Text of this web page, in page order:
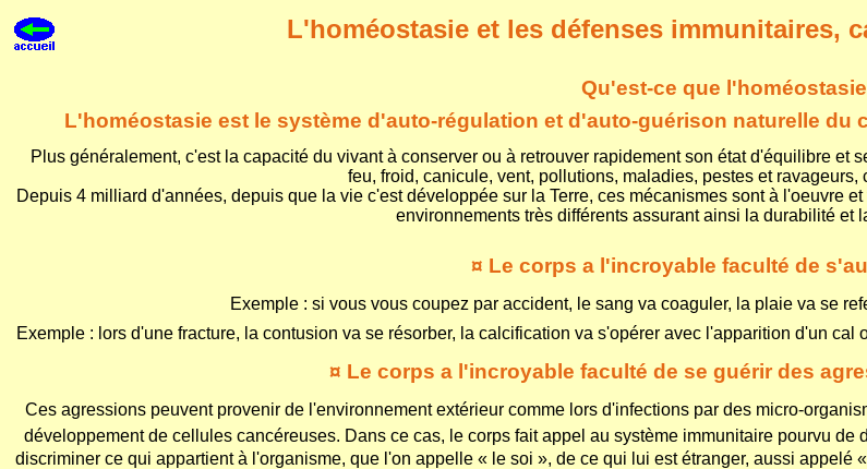
L'homéostasie et les défenses immunitaires,
Qu'est-ce que
L'homéostasie est le système d'auto-régulation et d'auto-guérison naturelle
Plus généralement, c'est la capacité du vivant à conserver ou à retrouver rapidement son état d'équilibre et
feu, froid, canicule, vent, pollutions, maladies, pestes et ravageurs,
Depuis 4 milliard d'années, depuis que la vie c'est développée sur la Terre, ces mécanismes sont à l'oeuvre
environnements très différents assurant ainsi la durabilité et
¤ Le corps a l'incroyable faculté de
Exemple : si vous vous coupez par accident, le sang va coaguler, la plaie va se
Exemple : lors d'une fracture, la contusion va se résorber, la calcification va s'opérer avec l'apparition d'un cal
¤ Le corps a l'incroyable faculté de se guérir des
Ces agressions peuvent provenir de l'environnement extérieur comme lors d'infections par des micro-
développement de cellules cancéreuses. Dans ce cas, le corps fait appel au système immunitaire pourvu
discriminer ce qui appartient à l'organisme, que l'on appelle « le soi », de ce qui lui est étranger, aussi